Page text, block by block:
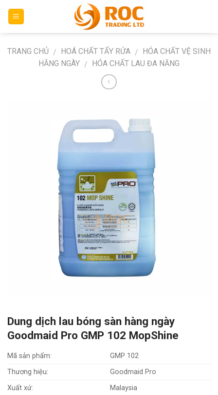
TRANG CHỦ / HOÁ CHẤT TẨY RỬA / HÓA CHẤT VỆ SINH
HẰNG NGÀY / HÓA CHẤT LAU ĐA NĂNG
Dung dịch lau bóng sàn hàng ngày
Goodmaid Pro GMP 102 MopShine
Mã sản phẩm:
GMP 102
Thương hiệu:
Goodmaid Pro
Xuất xứ:
Malaysia